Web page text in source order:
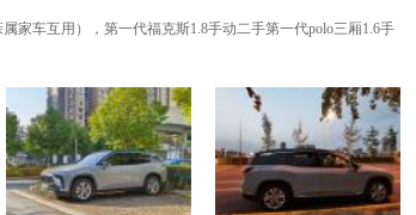
家车互用），第一代福克斯1.8手动二手第一代polo三厢1.6手